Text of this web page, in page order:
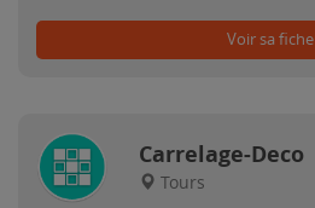
Voir sa fiche
Carrelage-Deco
Tours